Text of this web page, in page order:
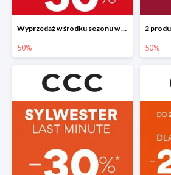
Wyprzedaż w środku sezonu w CCC do -50%
50% 50%